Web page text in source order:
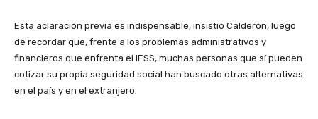
Esta aclaración previa es indispensable, insistió Calderón, luego
de recordar que, frente a los problemas administrativos y
financieros que enfrenta el IESS, muchas personas que sí pueden
cotizar su propia seguridad social han buscado otras alternativas
en el país y en el extranjero.